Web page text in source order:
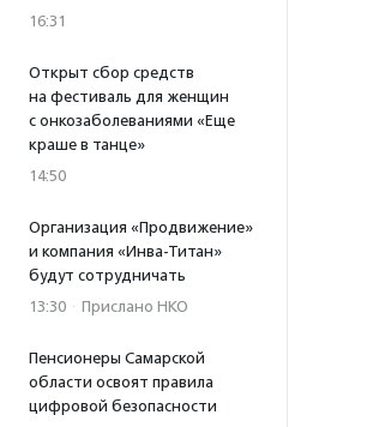
16:31
Открыт сбор средств
на фестиваль для женщин
с онкозаболеваниями «Еще
краше в танце»
14:50
Организация «Продвижение»
и компания «Инва-Титан»
будут сотрудничать
13:30 · Прислано НКО
Пенсионеры Самарской
области освоят правила
цифровой безопасности